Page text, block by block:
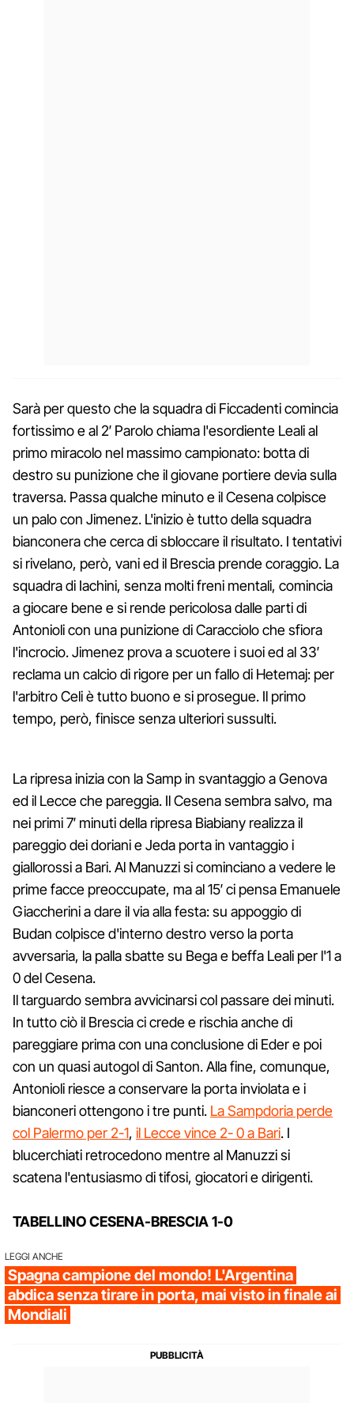
Sarà per questo che la squadra di Ficcadenti comincia
fortissimo e al 2′ Parolo chiama l'esordiente Leali al
primo miracolo nel massimo campionato: botta di
destro su punizione che il giovane portiere devia sulla
traversa. Passa qualche minuto e il Cesena colpisce
un palo con Jimenez. L'inizio è tutto della squadra
bianconera che cerca di sbloccare il risultato. I tentativi
si rivelano, però, vani ed il Brescia prende coraggio. La
squadra di Iachini, senza molti freni mentali, comincia
a giocare bene e si rende pericolosa dalle parti di
Antonioli con una punizione di Caracciolo che sfiora
l'incrocio. Jimenez prova a scuotere i suoi ed al 33′
reclama un calcio di rigore per un fallo di Hetemaj: per
l'arbitro Celi è tutto buono e si prosegue. Il primo
tempo, però, finisce senza ulteriori sussulti.
La ripresa inizia con la Samp in svantaggio a Genova
ed il Lecce che pareggia. Il Cesena sembra salvo, ma
nei primi 7′ minuti della ripresa Biabiany realizza il
pareggio dei doriani e Jeda porta in vantaggio i
giallorossi a Bari. Al Manuzzi si cominciano a vedere le
prime facce preoccupate, ma al 15′ ci pensa Emanuele
Giaccherini a dare il via alla festa: su appoggio di
Budan colpisce d'interno destro verso la porta
avversaria, la palla sbatte su Bega e beffa Leali per l'1 a
0 del Cesena.
Il targuardo sembra avvicinarsi col passare dei minuti.
In tutto ciò il Brescia ci crede e rischia anche di
pareggiare prima con una conclusione di Eder e poi
con un quasi autogol di Santon. Alla fine, comunque,
Antonioli riesce a conservare la porta inviolata e i
bianconeri ottengono i tre punti. La Sampdoria perde
col Palermo per 2-1, il Lecce vince 2- 0 a Bari. I
blucerchiati retrocedono mentre al Manuzzi si
scatena l'entusiasmo di tifosi, giocatori e dirigenti.
TABELLINO CESENA-BRESCIA 1-0
LEGGI ANCHE
Spagna campione del mondo! L'Argentina
abdica senza tirare in porta, mai visto in finale ai
Mondiali